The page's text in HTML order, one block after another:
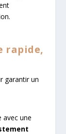
rapide,
garantir un
avec une